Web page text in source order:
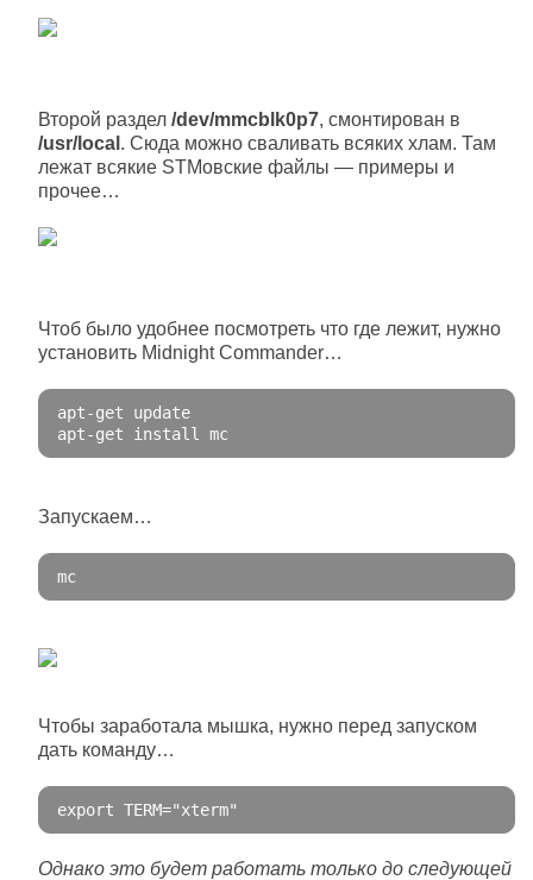
Второй раздел /dev/mmcblk0p7, смонтирован в
/usr/local . Сюда можно сваливать всяких хлам. Там
лежат всякие STMовские файлы — примеры и
прочее…
Чтоб было удобнее посмотреть что где лежит, нужно
установить Midnight Commander…
apt-get update
apt-get install mc
Запускаем…
mc
Чтобы заработала мышка, нужно перед запуском
дать команду…
export TERM="xterm"
Однако это будет работать только до следующей